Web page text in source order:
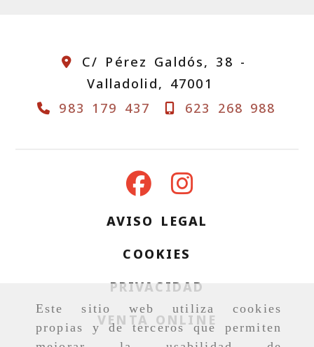
Este sitio web utiliza cookies
propias y de terceros que permiten
C/ Pérez Galdós, 38 -
Valladolid, 47001
983 179 437
623 268 988
AVISO LEGAL
COOKIES
PRIVACIDAD
VENTA ONLINE